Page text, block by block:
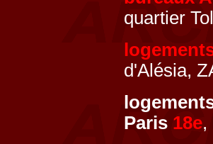
quartier
d'Alésia,
Paris 18e,